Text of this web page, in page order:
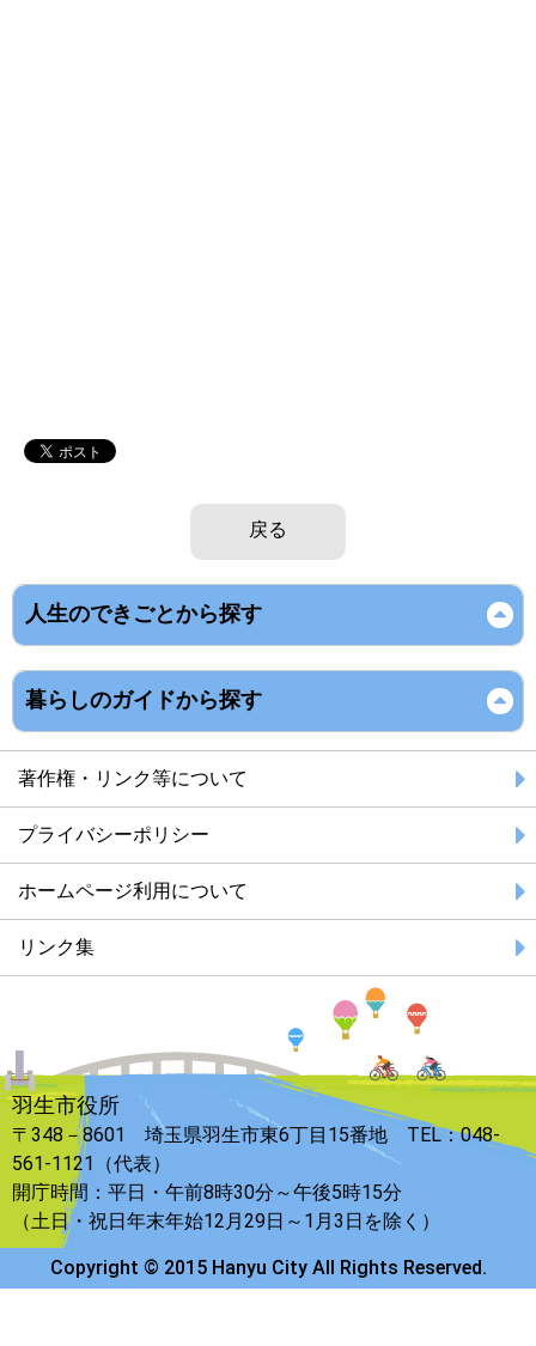
戻る
人生のできごとから探す
暮らしのガイドから探す
著作権・リンク等について
プライバシーポリシー
ホームページ利用について
リンク集
羽生市役所
〒348－8601 埼玉県羽生市東6丁目15番地 TEL：048-
561-1121（代表）
開庁時間：平日・午前8時30分～午後5時15分
（土日・祝日年末年始12月29日～1月3日を除く）
Copyright © 2015 Hanyu City All Rights Reserved.